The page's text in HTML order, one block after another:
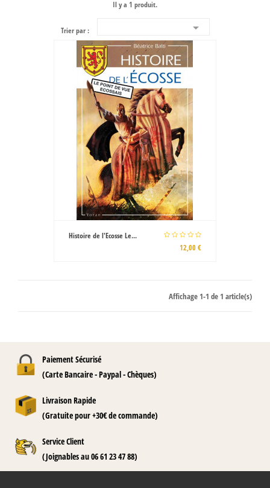
Il y a 1 produit.
Trier par : 
Histoire de l'Ecosse Le...
12,00 €
Affichage 1-1 de 1 article(s)
Paiement Sécurisé
(Carte Bancaire - Paypal - Chèques)
Livraison Rapide
(Gratuite pour +30€ de commande)
Service Client
(Joignables au 06 61 23 47 88)